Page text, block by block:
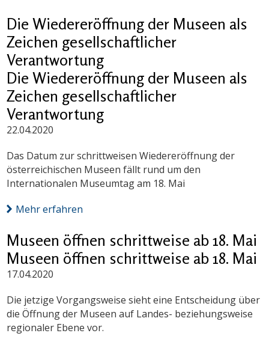
Die Wiedereröffnung der Museen als
Zeichen gesellschaftlicher
Verantwortung
Die Wiedereröffnung der Museen als
Zeichen gesellschaftlicher
Verantwortung
22.04.2020
Das Datum zur schrittweisen Wiedereröffnung der
österreichischen Museen fällt rund um den
Internationalen Museumtag am 18. Mai
Mehr erfahren
Museen öffnen schrittweise ab 18. Mai
Museen öffnen schrittweise ab 18. Mai
17.04.2020
Die jetzige Vorgangsweise sieht eine Entscheidung über
die Öffnung der Museen auf Landes- beziehungsweise
regionaler Ebene vor.